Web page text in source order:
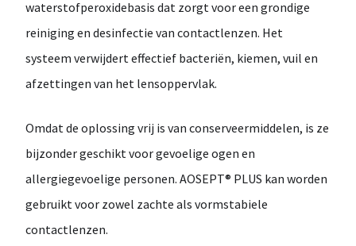
waterstofperoxidebasis dat zorgt voor een grondige
reiniging en desinfectie van contactlenzen. Het
systeem verwijdert effectief bacteriën, kiemen, vuil en
afzettingen van het lensoppervlak.
Omdat de oplossing vrij is van conserveermiddelen, is ze
bijzonder geschikt voorgevoelige ogen en
allergiegevoelige personen. AOSEPT® PLUS kan worden
gebruikt voor zowel zachte als vormstabiele
contactlenzen.